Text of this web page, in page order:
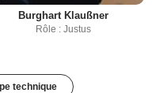
Burghart Klaußner
Rôle : Justus
technique